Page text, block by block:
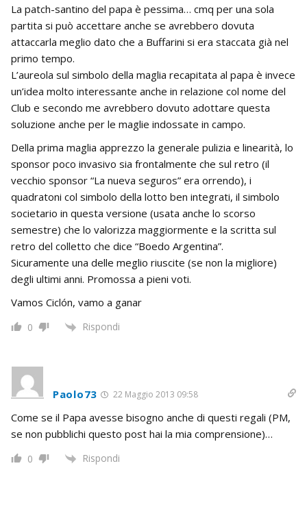
La patch-santino del papa è pessima… cmq per una sola
partita si può accettare anche se avrebbero dovuta
attaccarla meglio dato che a Buffarini si era staccata già nel
primo tempo.
L’aureola sul simbolo della maglia recapitata al papa è invece
un’idea molto interessante anche in relazione col nome del
Club e secondo me avrebbero dovuto adottare questa
soluzione anche per le maglie indossate in campo.
Della prima maglia apprezzo la generale pulizia e linearità, lo
sponsor poco invasivo sia frontalmente che sul retro (il
vecchio sponsor “La nueva seguros” era orrendo), i
quadratoni col simbolo della lotto ben integrati, il simbolo
societario in questa versione (usata anche lo scorso
semestre) che lo valorizza maggiormente e la scritta sul
retro del colletto che dice “Boedo Argentina”.
Sicuramente una delle meglio riuscite (se non la migliore)
degli ultimi anni. Promossa a pieni voti.
Vamos Ciclón, vamo a ganar
0 Rispondi
Paolo73 22 Maggio 2013 09:58
Come se il Papa avesse bisogno anche di questi regali (PM,
se non pubblichi questo post hai la mia comprensione)…
0 Rispondi